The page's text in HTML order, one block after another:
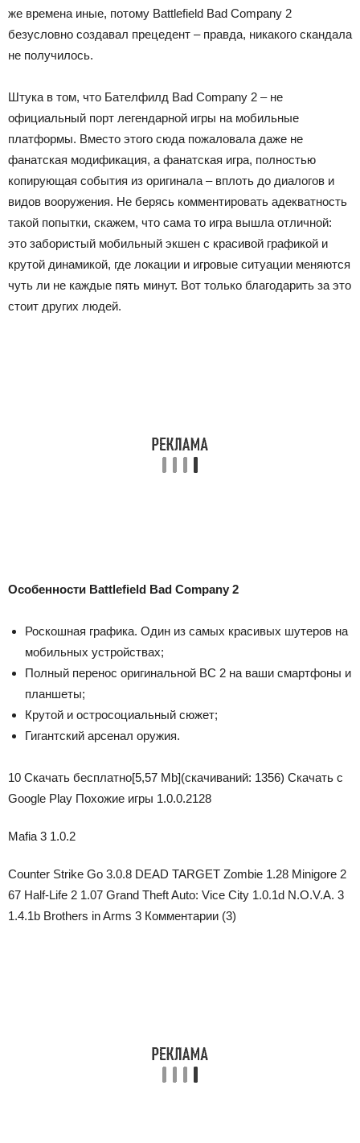
же времена иные, потому Battlefield Bad Company 2
безусловно создавал прецедент – правда, никакого скандала
не получилось.
Штука в том, что Бателфилд Bad Company 2 – не
официальный порт легендарной игры на мобильные
платформы. Вместо этого сюда пожаловала даже не
фанатская модификация, а фанатская игра, полностью
копирующая события из оригинала – вплоть до диалогов и
видов вооружения. Не берясь комментировать адекватность
такой попытки, скажем, что сама то игра вышла отличной:
это забористый мобильный экшен с красивой графикой и
крутой динамикой, где локации и игровые ситуации меняются
чуть ли не каждые пять минут. Вот только благодарить за это
стоит других людей.
Особенности Battlefield Bad Company 2
Роскошная графика. Один из самых красивых шутеров на
мобильных устройствах;
Полный перенос оригинальной BC 2 на ваши смартфоны и
планшеты;
Крутой и остросоциальный сюжет;
Гигантский арсенал оружия.
10 Скачать бесплатно[5,57 Mb](cкачиваний: 1356) Скачать с
Google Play Похожие игры 1.0.0.2128
Mafia 3 1.0.2
Counter Strike Go 3.0.8 DEAD TARGET Zombie 1.28 Minigore 2
67 Half-Life 2 1.07 Grand Theft Auto: Vice City 1.0.1d N.O.V.A. 3
1.4.1b Brothers in Arms 3 Комментарии (3)